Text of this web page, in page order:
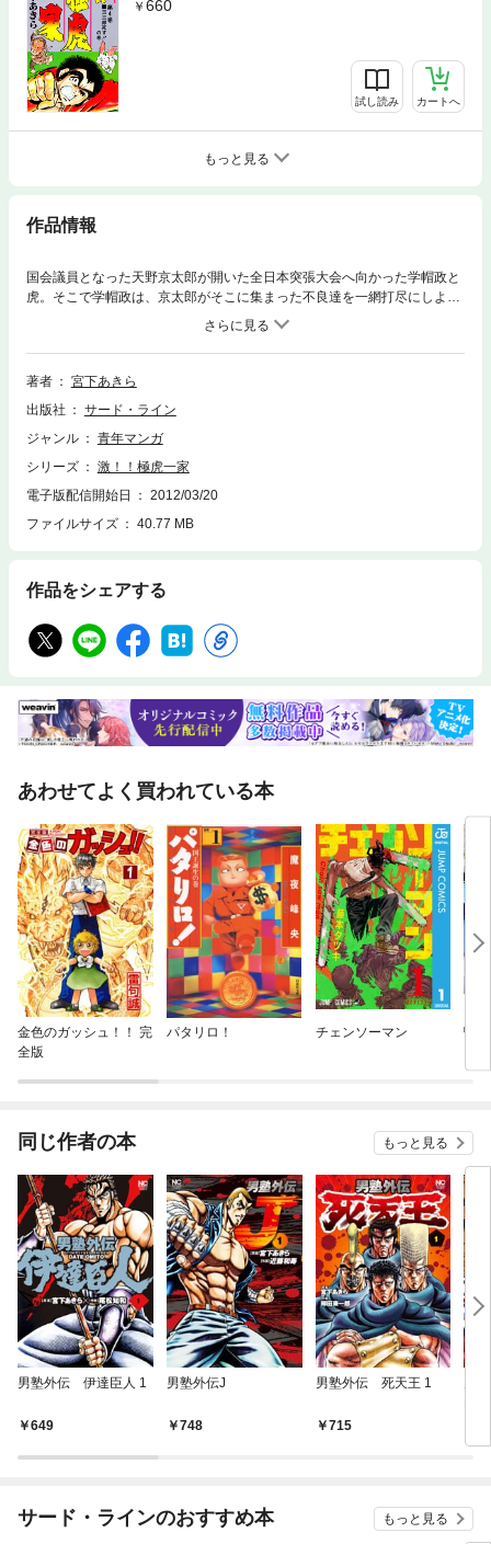
660
試し読み カートへ
もっと見る
作品情報
国会議員となった天野京太郎が開いた全日本突張大会へ向かった学帽政と
虎。そこで学帽政は、京太郎がそこに集まった不良達を一網打尽にしよう
と計画しているのを知る。そして、突張大会の決勝に進出した虎に代わっ
て、学帽政が私立極道高校生徒会長・村雨と一騎討ちを……!?
著者
宮下あきら
出版社
サード・ライン
ジャンル
青年マンガ
シリーズ
激！！極虎一家
電子版配信開始日
2012/03/20
ファイルサイズ
40.77 MB
作品をシェアする
あわせてよく買われている本
金色のガッシュ！！ 完
全版
パタリロ！ チェンソーマン 鴨
同じ作者の本 もっと見る
男塾外伝 伊達臣人 1
649
男塾外伝J
748
男塾外伝 死天王 1
715
サード・ラインのおすすめ本 もっと見る